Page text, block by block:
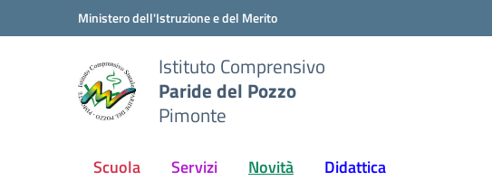
Vai ai contenuti
Vai al menu di navigazioneMinistero dell'Istruzione e del Merito
Istituto Comprensivo
Paride del Pozzo
Pimonte
Scuola Servizi Novità Didattica